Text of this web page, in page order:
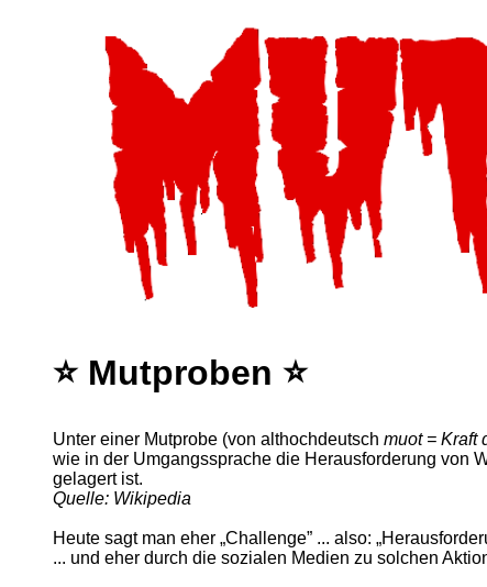
⭐ Mutproben ⭐
Unter einer Mutprobe (von althochdeutsch muot = Kraft
wie in der Umgangssprache die Herausforderung von
gelagert ist.
Quelle: Wikipedia
Heute sagt man eher „Challenge” ... also:
... und eher durch die sozialen Medien zu solchen